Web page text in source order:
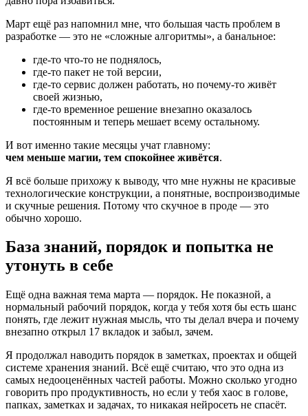
Март ещё раз напомнил мне, что большая часть проблем в
разработке — это не «сложные алгоритмы», а банальное:
где-то что-то не поднялось,
где-то пакет не той версии,
где-то сервис должен работать, но почему-то живёт
своей жизнью,
где-то временное решение внезапно оказалось
постоянным и теперь мешает всему остальному.
И вот именно такие месяцы учат главному:
чем меньше магии, тем спокойнее живётся.
Я всё больше прихожу к выводу, что мне нужны не красивые
технологические конструкции, а понятные, воспроизводимые
и скучные решения. Потому что скучное в проде — это
обычно хорошо.
База знаний, порядок и попытка не
утонуть в себе
Ещё одна важная тема марта — порядок. Не показной, а
нормальный рабочий порядок, когда у тебя хотя бы есть шанс
понять, где лежит нужная мысль, что ты делал вчера и почему
внезапно открыл 17 вкладок и забыл, зачем.
Я продолжал наводить порядок в заметках, проектах и общей
системе хранения знаний. Всё ещё считаю, что это одна из
самых недооценённых частей работы. Можно сколько угодно
говорить про продуктивность, но если у тебя хаос в голове,
папках, заметках и задачах, то никакая нейросеть не спасёт.